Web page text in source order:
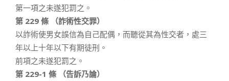
第一項之未遂犯罰之。
第 229 條 （詐術性交罪）
以詐術使男女誤信為自己配偶，而聽從其為性交者，處三
年以上十年以下有期徒刑。
前項之未遂犯罰之。
第 229-1 條 （告訴乃論）